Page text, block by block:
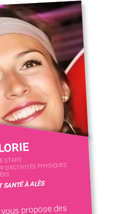
STAPS
D'ACTIVITÉS PHYSIQUES
SANTÉ À ALÈS
propose des